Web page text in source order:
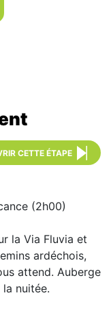
CETTE ÉTAPE
(2h00)
la Via Fluvia et
ardéchois,
attend. Auberge
nuitée.